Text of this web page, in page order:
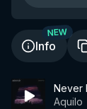
Info
NEW
Never
Aquilo